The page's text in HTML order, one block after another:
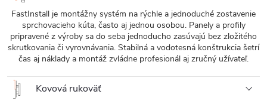
FastInstall je montážny systém na rýchle a jednoduché zostavenie
sprchovacieho kúta, často aj jednou osobou. Panely a profily
pripravené z výroby sa do seba jednoducho zasúvajú bez zložitého
skrutkovania či vyrovnávania. Stabilná a vodotesná konštrukcia šetrí
čas aj náklady a montáž zvládne profesionál aj zručný užívateľ.
Kovová rukoväť